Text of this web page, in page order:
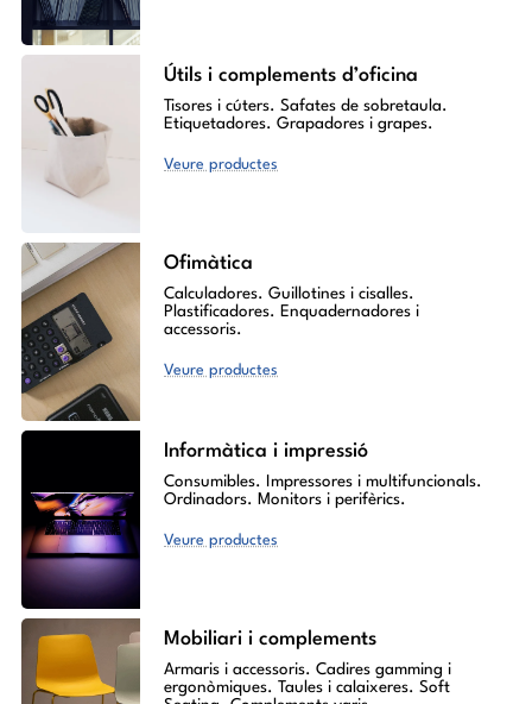
Útils i complements d’oficina
Tisores i cúters. Safates de sobretaula.
Etiquetadores. Grapadores i grapes.
Veure productes
Ofimàtica
Calculadores. Guillotines i cisalles.
Plastificadores. Enquadernadores i
accessoris.
Veure productes
Informàtica i impressió
Consumibles. Impressores i multifuncionals.
Ordinadors. Monitors i perifèrics.
Veure productes
Mobiliari i complements
Armaris i accessoris. Cadires gamming i
ergonòmiques. Taules i calaixeres. Soft